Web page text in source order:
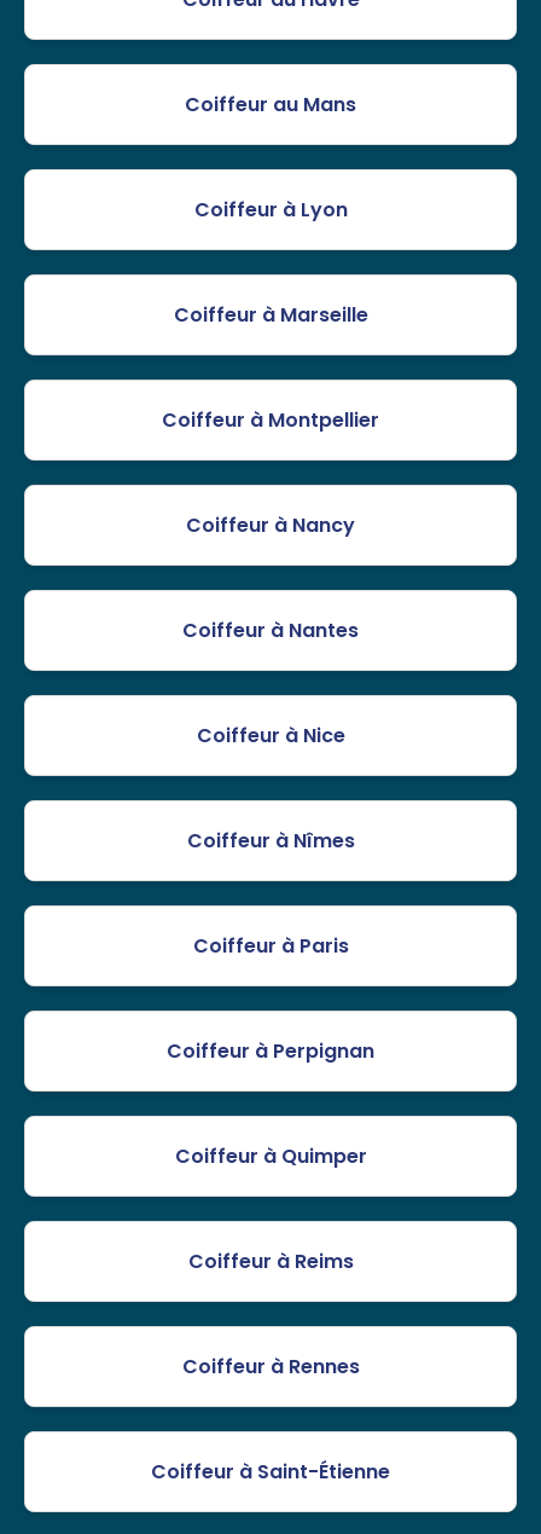
Coiffeur au Mans
Coiffeur à Lyon
Coiffeur à Marseille
Coiffeur à Montpellier
Coiffeur à Nancy
Coiffeur à Nantes
Coiffeur à Nice
Coiffeur à Nîmes
Coiffeur à Paris
Coiffeur à Perpignan
Coiffeur à Quimper
Coiffeur à Reims
Coiffeur à Rennes
Coiffeur à Saint-Étienne